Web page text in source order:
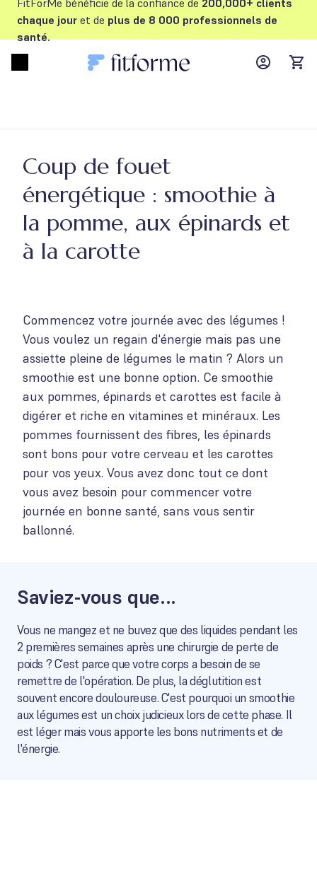
FitForMe bénéficie de la confiance de 200,000+ clients
chaque jour et de plus de 8 000 professionnels de
santé.
MyFFM
Coup de fouet
énergétique : smoothie à
la pomme, aux épinards et
à la carotte
Commencez votre journée avec des légumes !
Vous voulez un regain d'énergie mais pas une
assiette pleine de légumes le matin ? Alors un
smoothie est une bonne option. Ce smoothie
aux pommes, épinards et carottes est facile à
digérer et riche en vitamines et minéraux. Les
pommes fournissent des fibres, les épinards
sont bons pour votre cerveau et les carottes
pour vos yeux. Vous avez donc tout ce dont
vous avez besoin pour commencer votre
journée en bonne santé, sans vous sentir
ballonné.
Saviez-vous que...
Vous ne mangez et ne buvez que des liquides pendant les
2 premières semaines après une chirurgie de perte de
poids ? C'est parce que votre corps a besoin de se
remettre de l'opération. De plus, la déglutition est
souvent encore douloureuse. C'est pourquoi un smoothie
aux légumes est un choix judicieux lors de cette phase. Il
est léger mais vous apporte les bons nutriments et de
l'énergie.